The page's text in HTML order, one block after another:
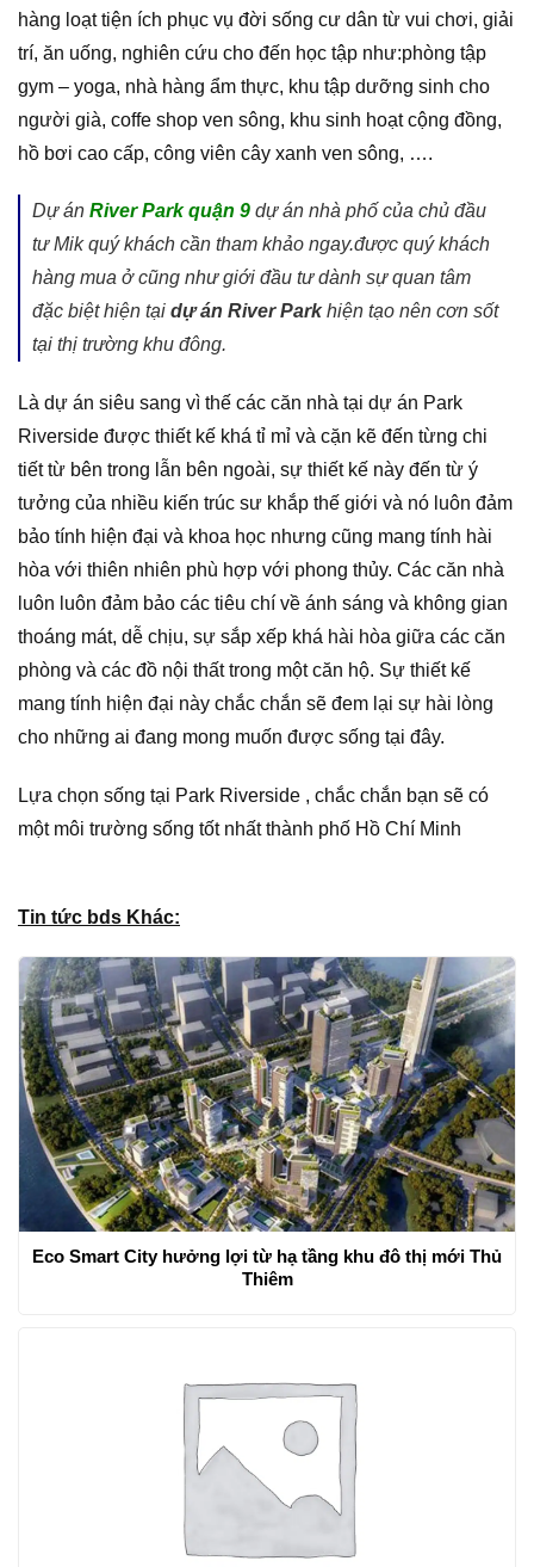
hàng loạt tiện ích phục vụ đời sống cư dân từ vui chơi, giải
trí, ăn uống, nghiên cứu cho đến học tập như:phòng tập
gym – yoga, nhà hàng ẩm thực, khu tập dưỡng sinh cho
người già, coffe shop ven sông, khu sinh hoạt cộng đồng,
hồ bơi cao cấp, công viên cây xanh ven sông, ….
Dự án River Park quận 9 dự án nhà phố của chủ đầu
tư Mik quý khách cần tham khảo ngay.được quý khách
hàng mua ở cũng như giới đầu tư dành sự quan tâm
đặc biệt hiện tại dự án River Parkhiện tạo nên cơn sốt
tại thị trường khu đông.
Là dự án siêu sang vì thế các căn nhà tại dự án Park
Riverside được thiết kế khá tỉ mỉ và cặn kẽ đến từng chi
tiết từ bên trong lẫn bên ngoài, sự thiết kế này đến từ ý
tưởng của nhiều kiến trúc sư khắp thế giới và nó luôn đảm
bảo tính hiện đại và khoa học nhưng cũng mang tính hài
hòa với thiên nhiên phù hợp với phong thủy. Các căn nhà
luôn luôn đảm bảo các tiêu chí về ánh sáng và không gian
thoáng mát, dễ chịu, sự sắp xếp khá hài hòa giữa các căn
phòng và các đồ nội thất trong một căn hộ. Sự thiết kế
mang tính hiện đại này chắc chắn sẽ đem lại sự hài lòng
cho những ai đang mong muốn được sống tại đây.
Lựa chọn sống tại Park Riverside , chắc chắn bạn sẽ có
một môi trường sống tốt nhất thành phố Hồ Chí Minh
Tin tức bds Khác:
Eco Smart City hưởng lợi từ hạ tầng khu đô thị mới Thủ
Thiêm